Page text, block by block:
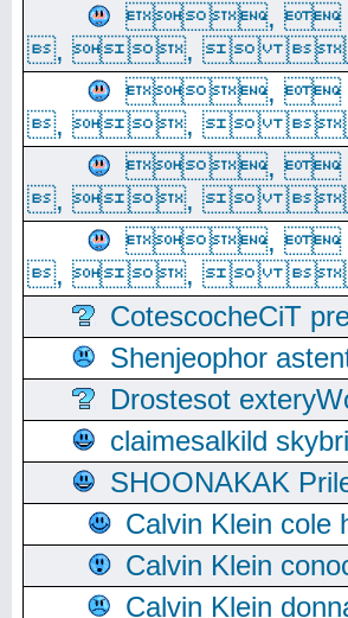
,
, , 
,
, , 
,
, , 
,
, , 
CotescocheCiT
Shenjeophor
Drostesot
claimesalkild
SHOONAKAK
Calvin Klein cole
Calvin Klein
Calvin Klein